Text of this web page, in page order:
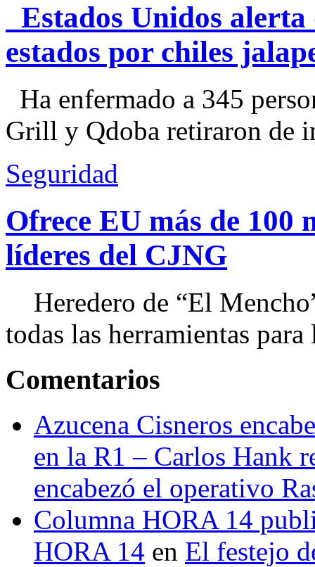
Estados Unidos alerta
estados por chiles
Ha enfermado a 345
Grill y Qdoba retiraron de
Seguridad
Ofrece EU más de 100
líderes del CJNG
Heredero de “El
todas las herramientas
Comentarios
Azucena Cisneros
en la R1 – Carlos Hank
encabezó el operativo
Columna HORA 14
HORA 14 en El festejo